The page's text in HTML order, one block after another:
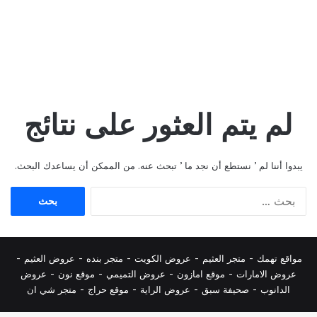
لم يتم العثور على نتائج
يبدوا أننا لم ’ نستطع أن نجد ما ’ تبحث عنه. من الممكن أن يساعدك البحث.
مواقع تهمك - متجر العثيم - عروض الكويت - متجر بنده - عروض العثيم -
عروض الامارات - موقع امازون - عروض التميمي - موقع نون - عروض
الدانوب - صحيفة سبق - عروض الراية - موقع حراج - متجر شي ان